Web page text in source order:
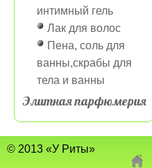
интимный гель
Лак для волос
Пена, соль для
ванны,скрабы для
тела и ванны
Элитная парфюмерия
© 2013 «У Риты»